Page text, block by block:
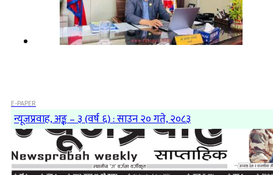
E-PAPER
न्यूजप्रवाह, अङ्क – ३ (वर्ष ६) : साउन २० गते, २०८३